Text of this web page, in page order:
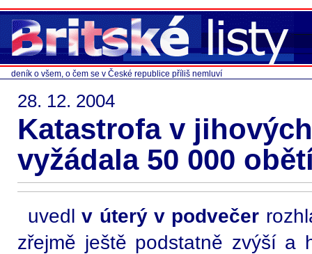
deník o všem, o čem se v České republice příliš nemluví
28. 12. 2004
Katastrofa v
vyžádala 50 000
uvedlv úterý v podvečer
zřejmě ještě podstatně zvýší a